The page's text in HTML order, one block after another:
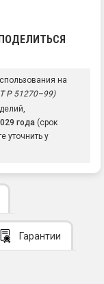
ПОДЕЛИТЬСЯ
на
Р 51270–99)
года (срок
уточнить у
Гарантии